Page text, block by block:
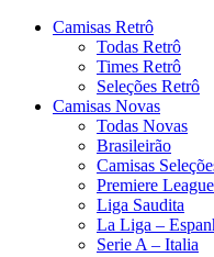
Camisas Retrô
Todas Retrô
Times Retrô
Seleções Retrô
Camisas Novas
Todas Novas
Brasileirão
Camisas
Premiere
Liga Saudita
La Liga –
Serie A – Italia